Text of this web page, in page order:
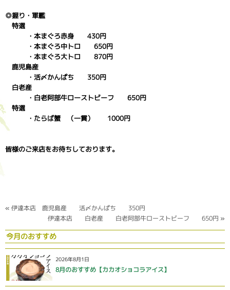
◎握り・軍艦
特選
・本まぐろ赤身 430円
・本まぐろ中トロ 650円
・本まぐろ大トロ 870円
鹿児島産
・活〆かんぱち 350円
白老産
・白老阿部牛ローストビーフ 650円
特選
・たらば蟹 （一貫） 1000円
皆様のご来店をお待ちしております。
« 伊達本店 鹿児島産 活〆かんぱち 350円
伊達本店 白老産 白老阿部牛ローストビーフ 650円 »
今月のおすすめ
2026年8月1日
8月のおすすめ【カカオショコラアイス】